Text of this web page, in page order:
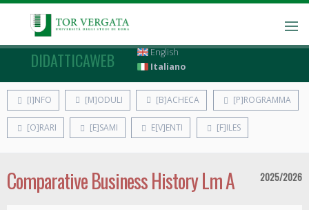
DIDATTICAWEB
English
Italiano
[I]NFO [M]ODULI [B]ACHECA [P]ROGRAMMA
[O]RARI [E]SAMI E[V]ENTI [F]ILES
Comparative Business History Lm A 2025/2026